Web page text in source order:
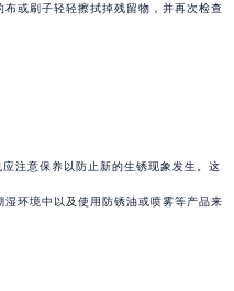
或刷子轻轻擦拭掉残留物，并再次检查
注意保养以防止新的生锈现象发生。这
环境中以及使用防锈油或喷雾等产品来